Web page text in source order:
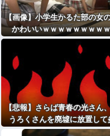
【画像】小学生かるた部の女
かわいいｗｗｗｗｗｗｗｗ
【悲報】さらば青春の光さん
うろくさんを廃墟に放置して